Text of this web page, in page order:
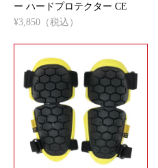
ー ハードプロテクター CE
¥3,850（税込）